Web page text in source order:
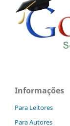
Informações
Para Leitores
Para Autores